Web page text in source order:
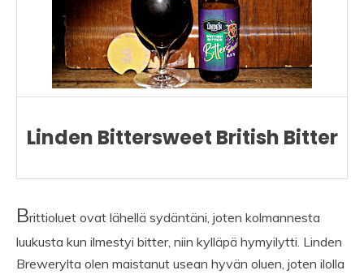
Linden Bittersweet British Bitter
Brittioluet ovat lähellä sydäntäni, joten kolmannesta
luukusta kun ilmestyi bitter, niin kylläpä hymyilytti. Linden
Brewerylta olen maistanut usean hyvän oluen, joten ilolla